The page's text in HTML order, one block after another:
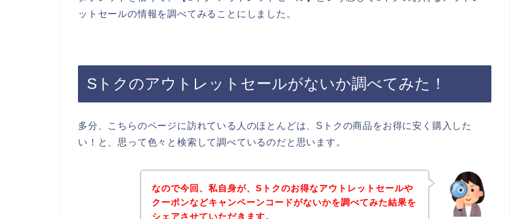
ットセールの情報を調べてみることにしました。
Sトクのアウトレットセールがないか調べてみた！
多分、こちらのページに訪れている人のほとんどは、Sトクの商品をお得に安く購入した
い！と、思って色々と検索して調べているのだと思います。
なので今回、私自身が、Sトクのお得なアウトレットセールや
クーポンなどキャンペーンコードがないかを調べてみた結果を
シェアさせていただきます。